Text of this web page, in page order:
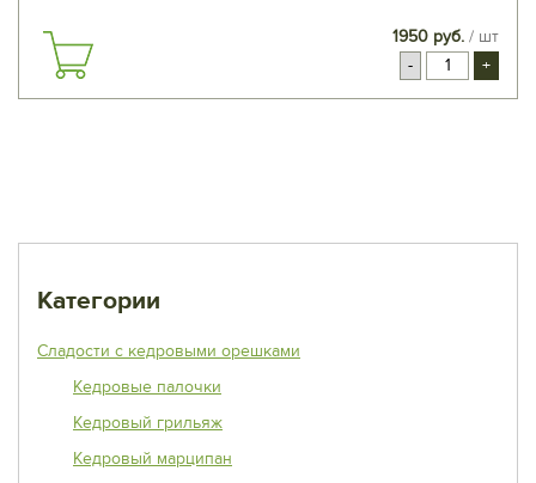
1950 руб. / шт
-
+
Категории
Сладости с кедровыми орешками
Кедровые палочки
Кедровый грильяж
Кедровый марципан